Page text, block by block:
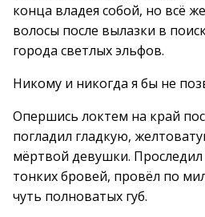
конца владея собой, но всё
волосы после вылазки в
города светлых эльфов.
Никому и никогда я бы не
Опершись локтем на край
погладил гладкую,
мёртвой девушки.
тонких бровей, провёл по
чуть полноватых губ.